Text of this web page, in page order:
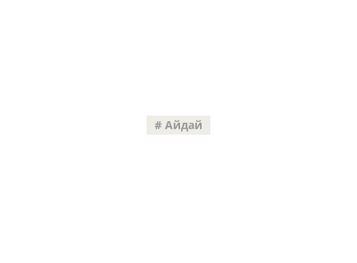
Айдай